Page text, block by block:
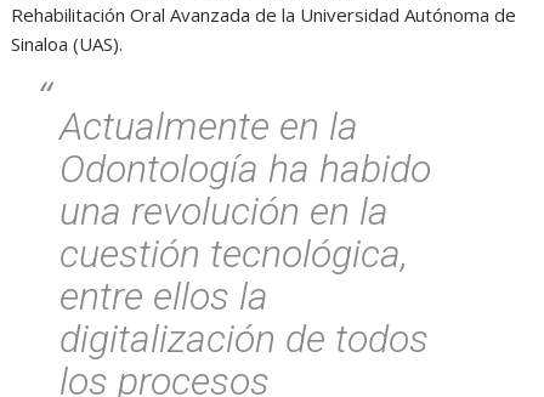
Rehabilitación Oral Avanzada de la Universidad Autónoma de
Sinaloa (UAS).
Actualmente en la
Odontología ha habido
una revolución en la
cuestión tecnológica,
entre ellos la
digitalización de todos
los procesos